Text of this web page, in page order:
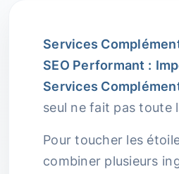
Services
SEO Performant :
Services
seul ne fait pas toute
Pour toucher les
combiner plusieurs